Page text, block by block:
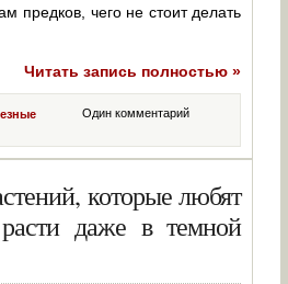
предков, чего не стоит делать
Читать запись полностью »
Один комментарий
которые любят
даже в темной